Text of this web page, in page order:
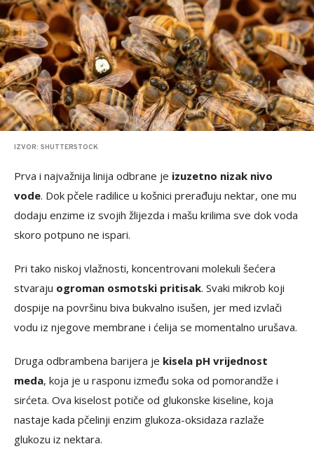
IZVOR: SHUTTERSTOCK
Prva i najvažnija linija odbrane je izuzetno nizak nivo
vode. Dok pčele radilice u košnici prerađuju nektar, one mu
dodaju enzime iz svojih žlijezda i mašu krilima sve dok voda
skoro potpuno ne ispari.
Pri tako niskoj vlažnosti, koncentrovani molekuli šećera
stvaraju ogroman osmotski pritisak. Svaki mikrob koji
dospije na površinu biva bukvalno isušen, jer med izvlači
vodu iz njegove membrane i ćelija se momentalno urušava.
Druga odbrambena barijera je kisela pH vrijednost
meda, koja je u rasponu između soka od pomorandže i
sirćeta. Ova kiselost potiče od glukonske kiseline, koja
nastaje kada pčelinji enzim glukoza-oksidaza razlaže
glukozu iz nektara.